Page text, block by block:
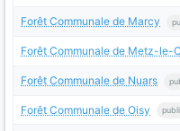
Forêt Communale de Marcy
Forêt Communale de Metz-le-
Forêt Communale de Nuars
Forêt Communale de Oisy